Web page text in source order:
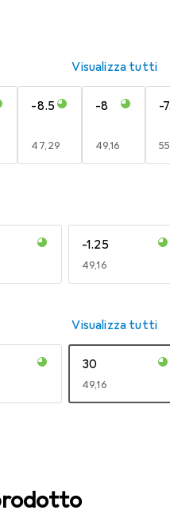
Visualizza tutti
-8.5
EUR
47,29
-8
EUR
49,16
-
-1.25
EUR
49,16
Visualizza tutti
30
EUR
49,16